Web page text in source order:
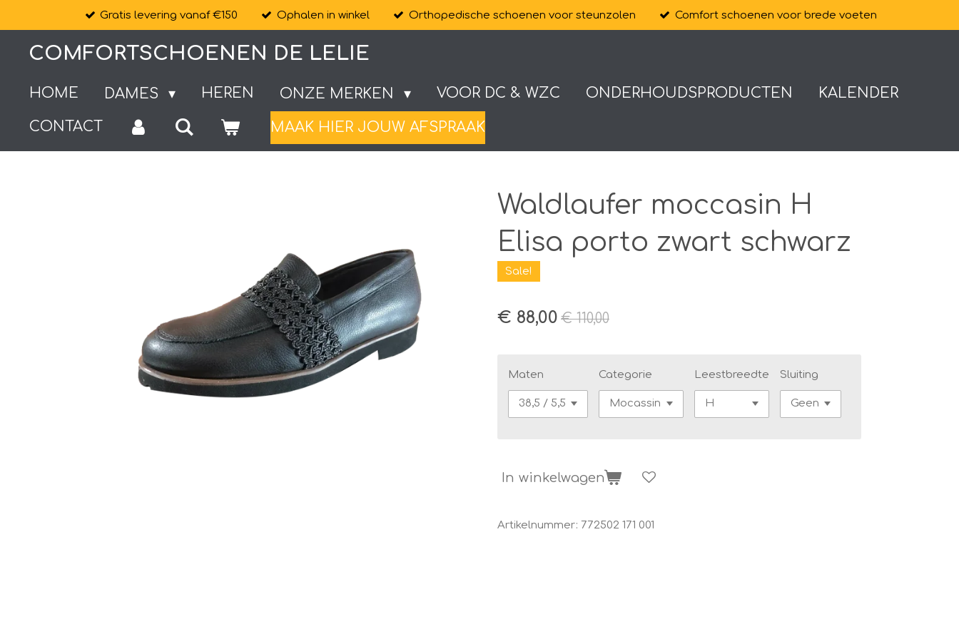
hoofdinhoud
Gratis levering vanaf €150 Ophalen in winkel Orthopedische schoenen voor steunzolen Comfort schoenen voor brede voeten
COMFORTSCHOENEN DE LELIE
HOME DAMES HEREN ONZE MERKEN VOOR DC & WZC ONDERHOUDSPRODUCTEN KALENDER
CONTACT MAAK HIER JOUW AFSPRAAK
Waldlaufer moccasin H
Elisa porto zwart schwarz
Sale!
€ 88,00 € 110,00
Maten Categorie Leestbreedte Sluiting
In winkelwagen
Artikelnummer: 772502 171 001